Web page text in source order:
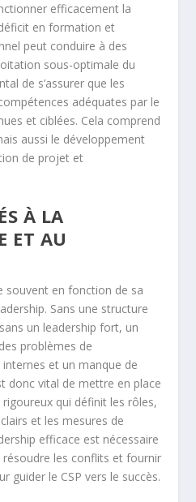
efficacement la
en formation et
peut conduire à des
sous-optimale du
de s’assurer que les
adéquates par le
et ciblées. Cela comprend
aussi le développement
de projet et
À LA
ET AU
souvent en fonction de sa
Sans une structure
un leadership fort, un
problèmes de
et un manque de
donc vital de mettre en place
qui définit les rôles,
et les mesures de
efficace est nécessaire
les conflits et fournir
guider le CSP vers le succès.